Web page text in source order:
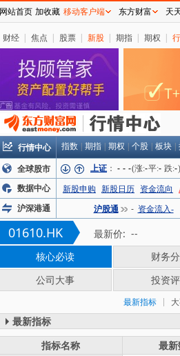
财经 | 焦点 | 股票 | 新股 | 期指 | 期权 |
行情中心 指数 期指 期权 个股 板块
全球股市 上证 ： - - -(涨:-平:- 跌:-)
数据中心 新股申购 新股日历 资金流向
沪深港通
沪股通 - 资金流入-
01610.HK 最新价: --
核心必读
财务
公司大事
投资
最新指标
最新指标
指标名称 最
网站首页 加收藏 移动客户端 东方财富 天